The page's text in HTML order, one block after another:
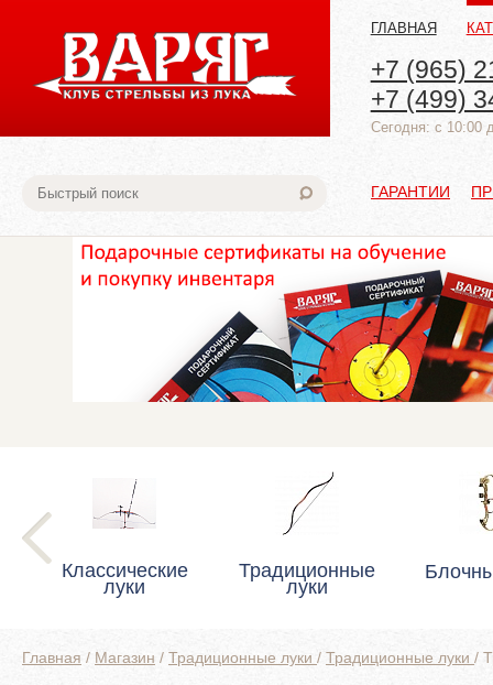
ГЛАВНАЯ
+7 (965)
+7 (499)
Cегодня: с 10:00
ГАРАНТИИ
Классические
луки
Традиционные
луки
Главная / Магазин / Традиционные луки / Традиционные луки /